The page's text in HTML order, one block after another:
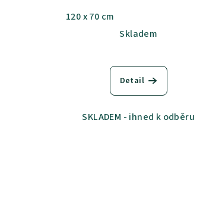
120 x 70 cm
Skladem
Detail
SKLADEM - ihned k odběru